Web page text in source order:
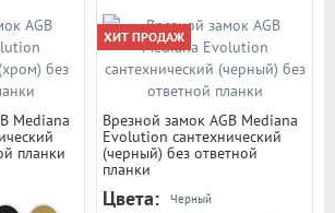
Mediana
планки
ХИТ ПРОДАЖ
Врезной замок AGB Mediana
Evolution сантехнический
(черный) без ответной
планки
Цвета: Черный